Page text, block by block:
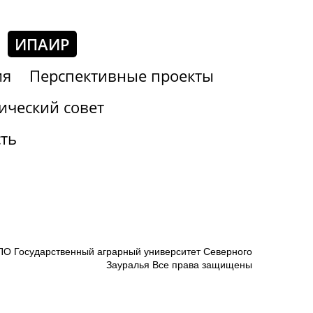
ИПАИР
Перспективные проекты
совет
аграрный университет Северного
Зауралья Все права защищены